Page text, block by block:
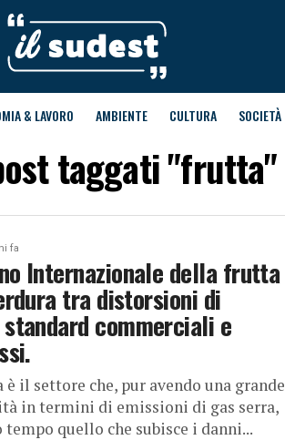
& LAVORO AMBIENTE CULTURA SOCIETÀ
taggati "frutta"
fa
Internazionale della frutta
tra distorsioni di
commerciali e
il settore che, pur avendo una grande
in termini di emissioni di gas serra,
tempo quello che subisce i danni...